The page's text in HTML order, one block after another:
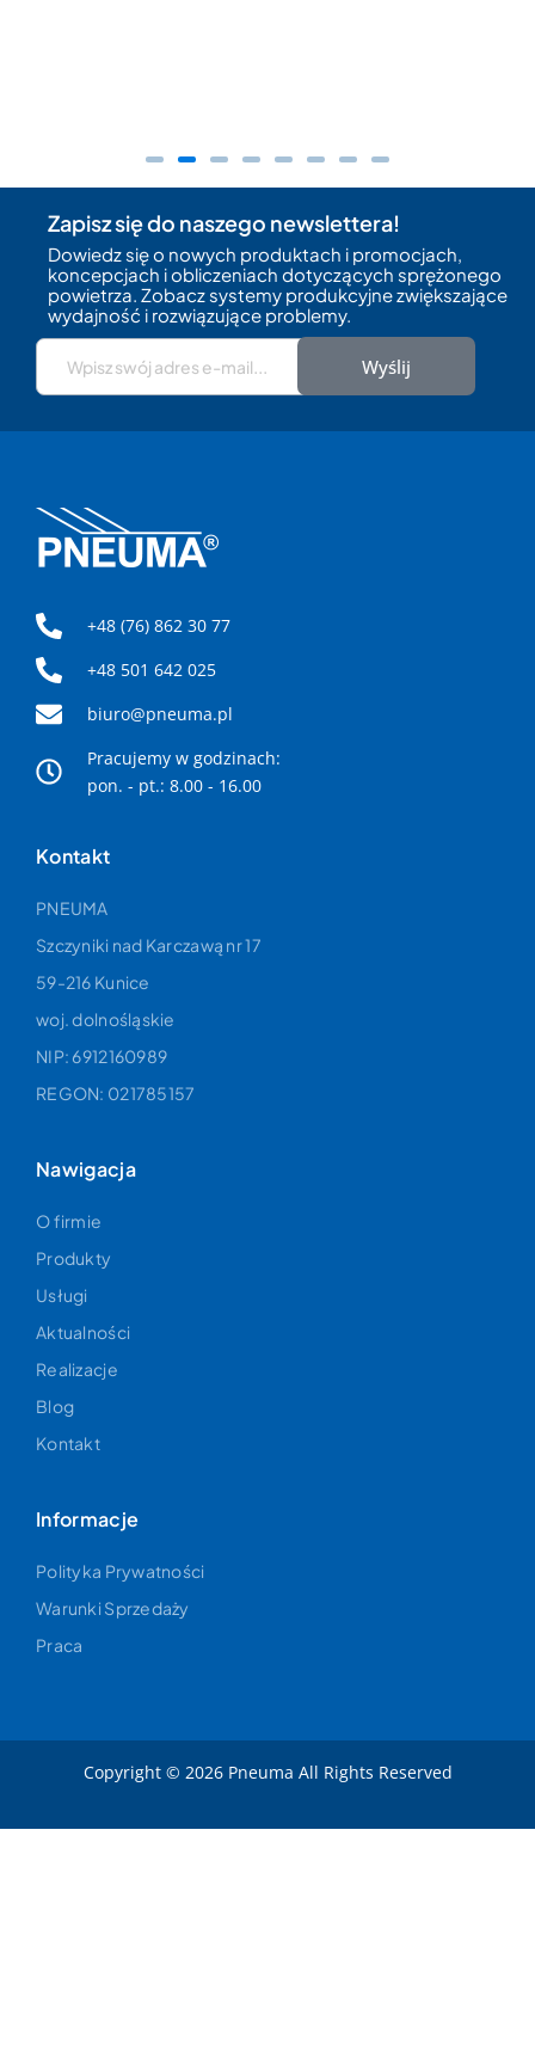
HERTZ KOMPRESSOREN
Reprezentujemy w Polsce producenta
skromnym warsztacie o powierzchni 25 m², dziś
to jeden z największych producentów w branży.
Dzięki poczynionym inwestycjom firma jest
obecnie właścicielem największej fabryki w
jednym dachem z zamkniętą powierzchnią
Zapisz się do naszego newslettera!
Dowiedz się o nowych produktach i promocjach,
koncepcjach i obliczeniach dotyczących sprężonego
powietrza. Zobacz systemy produkcyjne zwiększające
wydajność i rozwiązujące problemy.
Wyślij
+48 (76) 862 30 77
+48 501 642 025
biuro@pneuma.pl
Pracujemy w godzinach:
pon. - pt.: 8.00 - 16.00
Kontakt
PNEUMA
Szczyniki nad Karczawą nr 17
59-216 Kunice
woj. dolnośląskie
NIP: 6912160989
REGON: 021785157
Nawigacja
O firmie
Produkty
Usługi
Aktualności
Realizacje
Blog
Kontakt
Informacje
Polityka Prywatności
Warunki Sprzedaży
Praca
Copyright © 2026 Pneuma All Rights Reserved